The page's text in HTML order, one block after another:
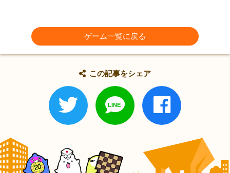
ゲーム一覧に戻る
この記事をシェア